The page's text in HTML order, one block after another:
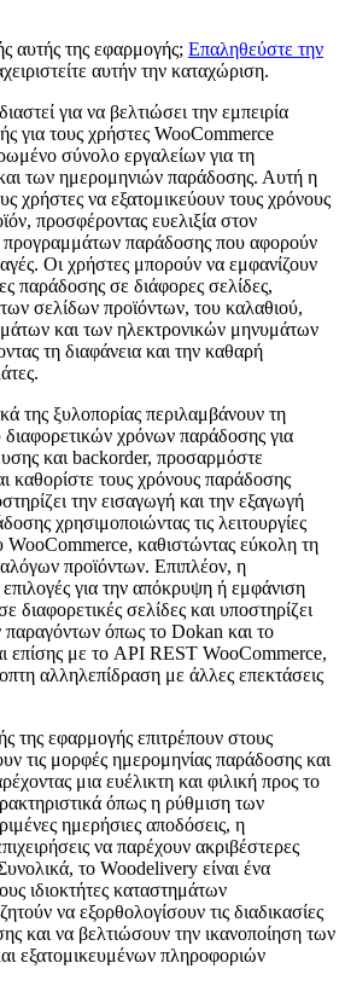
αυτής της εφαρμογής; Επαληθεύστε την
αυτήν την καταχώριση.
για να βελτιώσει την εμπειρία
για τους χρήστες WooCommerce
σύνολο εργαλείων για τη
των ημερομηνιών παράδοσης. Αυτή η
χρήστες να εξατομικεύουν τους χρόνους
προσφέροντας ευελιξία στον
παράδοσης που αφορούν
Οι χρήστες μπορούν να εμφανίζουν
παράδοσης σε διάφορες σελίδες,
σελίδων προϊόντων, του καλαθιού,
και των ηλεκτρονικών μηνυμάτων
τη διαφάνεια και την καθαρή
της ξυλοπορίας περιλαμβάνουν τη
χρόνων παράδοσης για
και backorder, προσαρμόστε
καθορίστε τους χρόνους παράδοσης
την εισαγωγή και την εξαγωγή
χρησιμοποιώντας τις λειτουργίες
WooCommerce, καθιστώντας εύκολη τη
προϊόντων. Επιπλέον, η
για την απόκρυψη ή εμφάνιση
σελίδες και υποστηρίζει
όπως το Dokan και το
με το API REST WooCommerce,
αλληλεπίδραση με άλλες επεκτάσεις
της εφαρμογής επιτρέπουν στους
τις μορφές ημερομηνίας παράδοσης και
μια ευέλικτη και φιλική προς το
όπως η ρύθμιση των
ημερήσιες αποδόσεις, η
να παρέχουν ακριβέστερες
το Woodelivery είναι ένα
ιδιοκτήτες καταστημάτων
να εξορθολογίσουν τις διαδικασίες
και να βελτιώσουν την ικανοποίηση των
εξατομικευμένων πληροφοριών